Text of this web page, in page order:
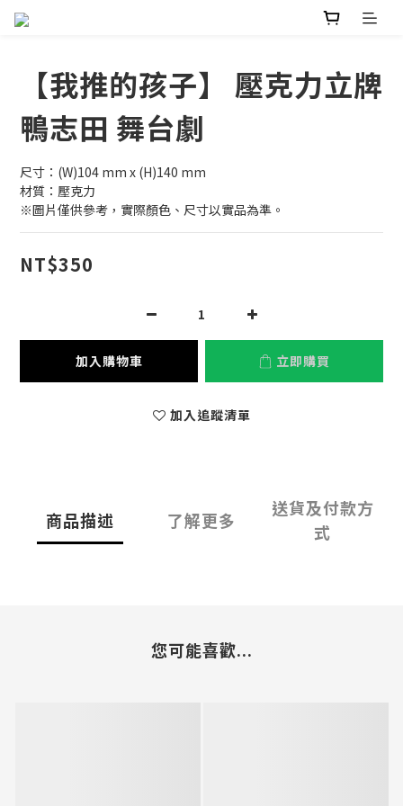
【我推的孩子】 壓克力立牌
鴨志田 舞台劇
尺寸：(W)104 mm x (H)140 mm
材質：壓克力
※圖片僅供參考，實際顏色、尺寸以實品為準。
NT$350
加入購物車 立即購買
加入追蹤清單
商品描述 了解更多
送貨及付款方
式
您可能喜歡...